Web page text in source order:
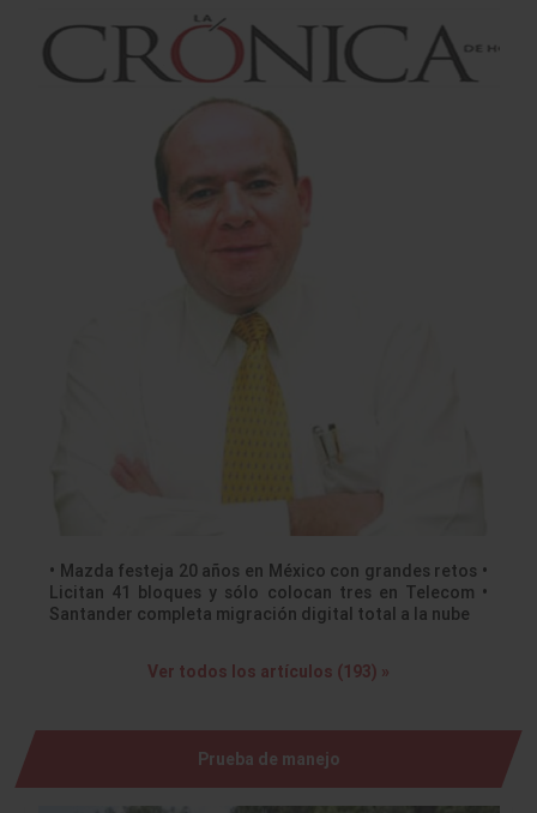
• Mazda festeja 20 años en México con grandes retos •
Licitan 41 bloques y sólo colocan tres en Telecom •
Santander completa migración digital total a la nube
Ver todos los artículos (193) »
Prueba de manejo